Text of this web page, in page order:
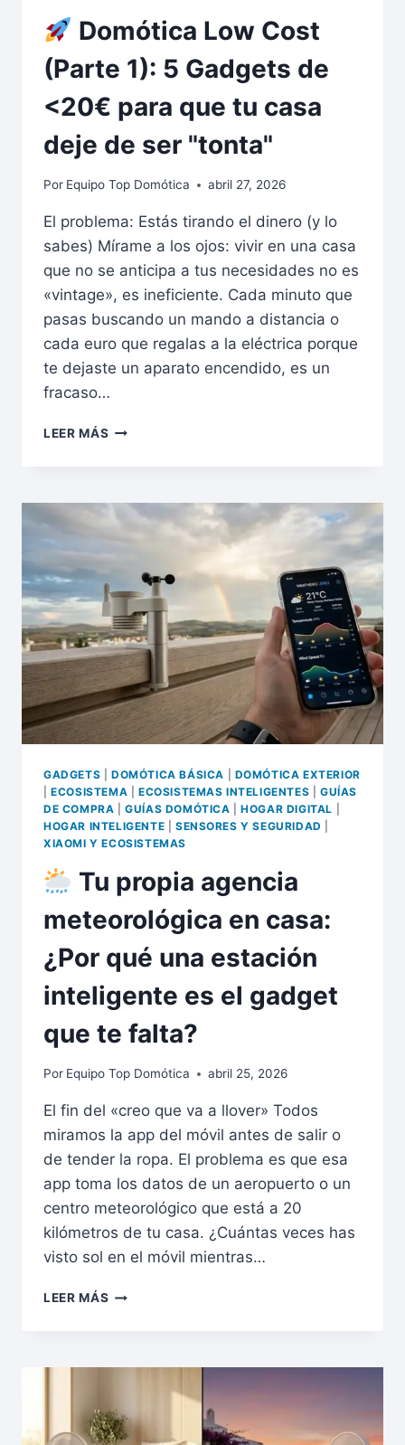
Domótica Low Cost
(Parte 1): 5 Gadgets de
<20€ para que tu casa
deje de ser "tonta"
Por Equipo Top Domótica abril 27, 2026
El problema: Estás tirando el dinero (y lo
sabes) Mírame a los ojos: vivir en una casa
que no se anticipa a tus necesidades no es
«vintage», es ineficiente. Cada minuto que
pasas buscando un mando a distancia o
cada euro que regalas a la eléctrica porque
te dejaste un aparato encendido, es un
fracaso…
LEER MÁS
(PARTE
DE
<20€
PARA
QUE
TU
CASA
DEJE
DE
SER
GADGETS DOMÓTICA BÁSICA
DOMÓTICA EXTERIOR
|ECOSISTEMA ECOSISTEMAS INTELIGENTES |GUÍAS
DE COMPRA |GUÍAS DOMÓTICA |HOGAR DIGITAL
HOGAR INTELIGENTE
SENSORES Y SEGURIDAD
XIAOMI Y ECOSISTEMAS
Tu propia agencia
meteorológica en casa:
¿Por qué una estación
inteligente es el gadget
que te falta?
Por Equipo Top Domótica abril 25, 2026
El fin del «creo que va a llover» Todos
miramos la app del móvil antes de salir o
de tender la ropa. El problema es que esa
app toma los datos de un aeropuerto o un
centro meteorológico que está a 20
kilómetros de tu casa. ¿Cuántas veces has
visto sol en el móvil mientras…
LEER MÁS
METEOROLÓGICA
CASA:
¿POR